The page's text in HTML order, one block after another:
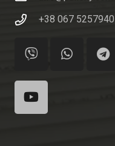
+38 067 5257940